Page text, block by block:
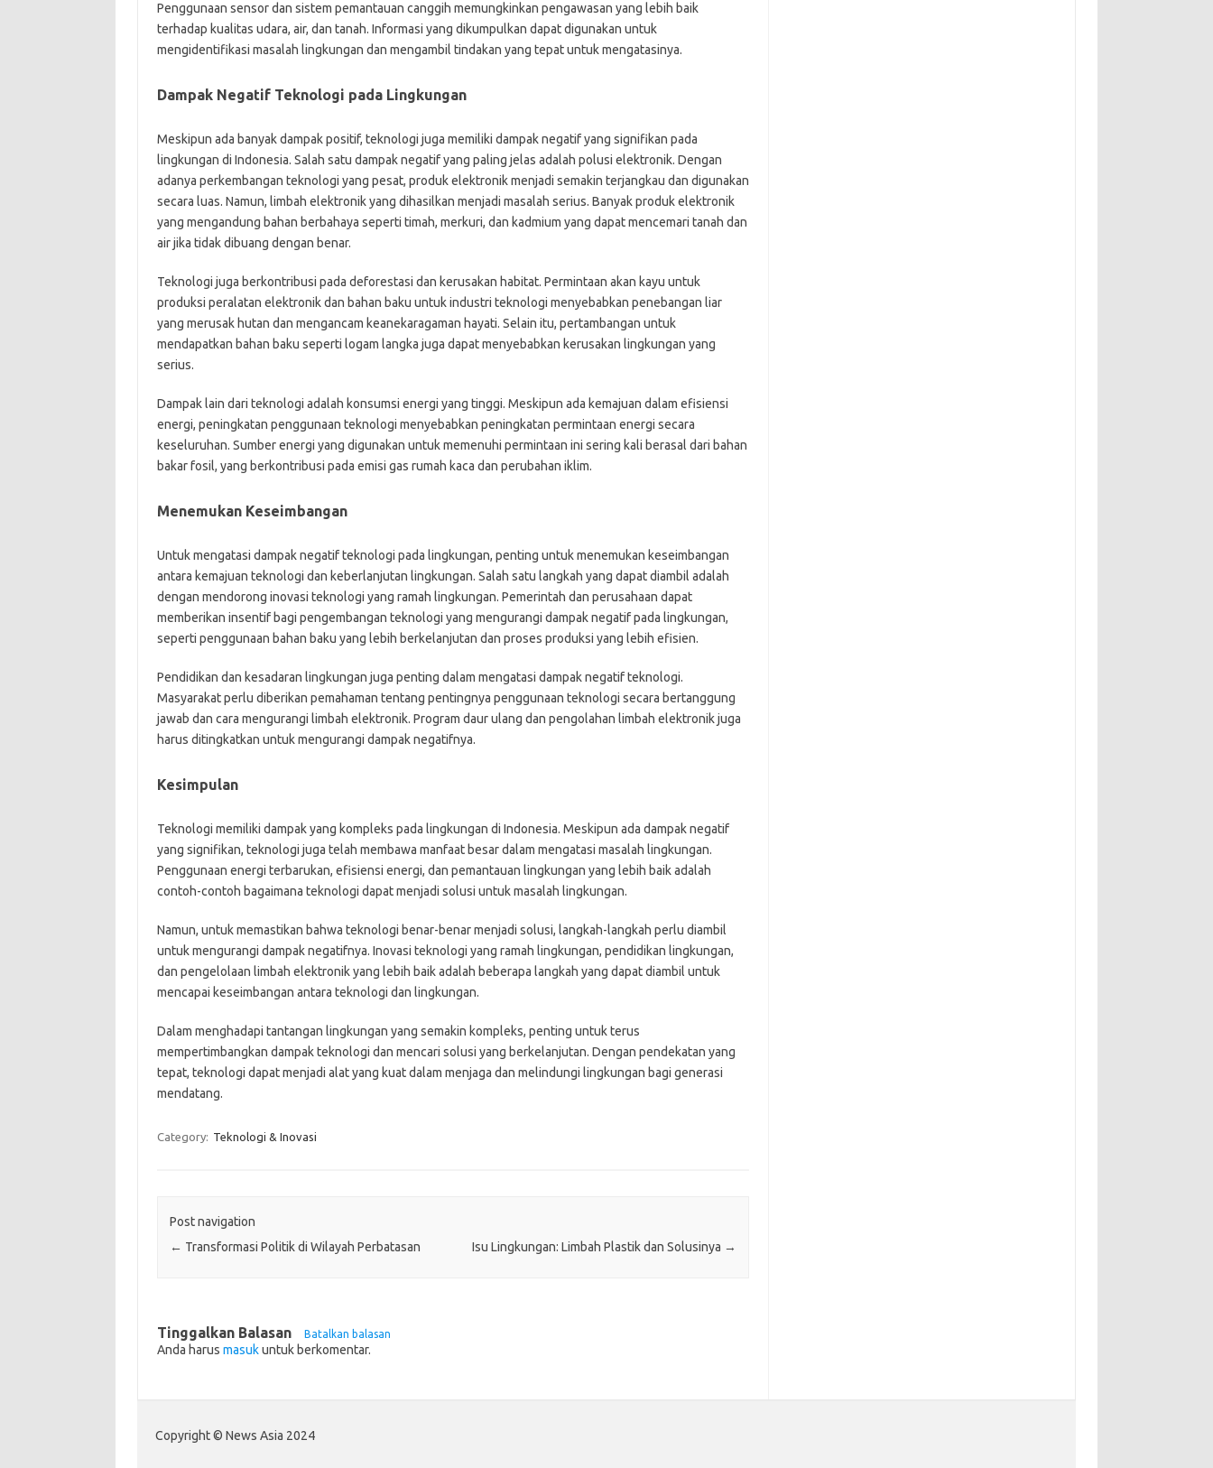
Penggunaan sensor dan sistem pemantauan canggih memungkinkan pengawasan yang lebih baik
terhadap kualitas udara, air, dan tanah. Informasi yang dikumpulkan dapat digunakan untuk
mengidentifikasi masalah lingkungan dan mengambil tindakan yang tepat untuk mengatasinya.
Dampak Negatif Teknologi pada Lingkungan
Meskipun ada banyak dampak positif, teknologi juga memiliki dampak negatif yang signifikan pada
lingkungan di Indonesia. Salah satu dampak negatif yang paling jelas adalah polusi elektronik. Dengan
adanya perkembangan teknologi yang pesat, produk elektronik menjadi semakin terjangkau dan digunakan
secara luas. Namun, limbah elektronik yang dihasilkan menjadi masalah serius. Banyak produk elektronik
yang mengandung bahan berbahaya seperti timah, merkuri, dan kadmium yang dapat mencemari tanah dan
air jika tidak dibuang dengan benar.
Teknologi juga berkontribusi pada deforestasi dan kerusakan habitat. Permintaan akan kayu untuk
produksi peralatan elektronik dan bahan baku untuk industri teknologi menyebabkan penebangan liar
yang merusak hutan dan mengancam keanekaragaman hayati. Selain itu, pertambangan untuk
mendapatkan bahan baku seperti logam langka juga dapat menyebabkan kerusakan lingkungan yang
serius.
Dampak lain dari teknologi adalah konsumsi energi yang tinggi. Meskipun ada kemajuan dalam efisiensi
energi, peningkatan penggunaan teknologi menyebabkan peningkatan permintaan energi secara
keseluruhan. Sumber energi yang digunakan untuk memenuhi permintaan ini sering kali berasal dari bahan
bakar fosil, yang berkontribusi pada emisi gas rumah kaca dan perubahan iklim.
Menemukan Keseimbangan
Untuk mengatasi dampak negatif teknologi pada lingkungan, penting untuk menemukan keseimbangan
antara kemajuan teknologi dan keberlanjutan lingkungan. Salah satu langkah yang dapat diambil adalah
dengan mendorong inovasi teknologi yang ramah lingkungan. Pemerintah dan perusahaan dapat
memberikan insentif bagi pengembangan teknologi yang mengurangi dampak negatif pada lingkungan,
seperti penggunaan bahan baku yang lebih berkelanjutan dan proses produksi yang lebih efisien.
Pendidikan dan kesadaran lingkungan juga penting dalam mengatasi dampak negatif teknologi.
Masyarakat perlu diberikan pemahaman tentang pentingnya penggunaan teknologi secara bertanggung
jawab dan cara mengurangi limbah elektronik. Program daur ulang dan pengolahan limbah elektronik juga
harus ditingkatkan untuk mengurangi dampak negatifnya.
Kesimpulan
Teknologi memiliki dampak yang kompleks pada lingkungan di Indonesia. Meskipun ada dampak negatif
yang signifikan, teknologi juga telah membawa manfaat besar dalam mengatasi masalah lingkungan.
Penggunaan energi terbarukan, efisiensi energi, dan pemantauan lingkungan yang lebih baik adalah
contoh-contoh bagaimana teknologi dapat menjadi solusi untuk masalah lingkungan.
Namun, untuk memastikan bahwa teknologi benar-benar menjadi solusi, langkah-langkah perlu diambil
untuk mengurangi dampak negatifnya. Inovasi teknologi yang ramah lingkungan, pendidikan lingkungan,
dan pengelolaan limbah elektronik yang lebih baik adalah beberapa langkah yang dapat diambil untuk
mencapai keseimbangan antara teknologi dan lingkungan.
Dalam menghadapi tantangan lingkungan yang semakin kompleks, penting untuk terus
mempertimbangkan dampak teknologi dan mencari solusi yang berkelanjutan. Dengan pendekatan yang
tepat, teknologi dapat menjadi alat yang kuat dalam menjaga dan melindungi lingkungan bagi generasi
mendatang.
Category: Teknologi & Inovasi
Post navigation
← Transformasi Politik di Wilayah Perbatasan Isu Lingkungan: Limbah Plastik dan Solusinya →
Tinggalkan Balasan Batalkan balasan
Anda harus masukuntuk berkomentar.
Copyright © News Asia 2024